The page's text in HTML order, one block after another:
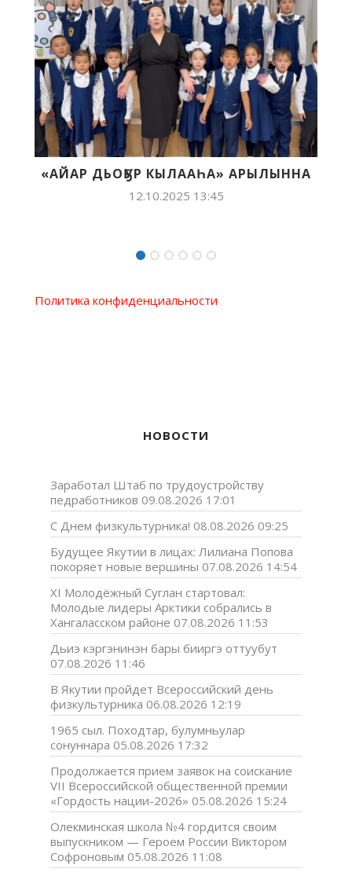
«ТҮӨЛБЭ» ЭБИИ ҮӨРЭХ КИИНИГЭР
МАҤНАЙГЫ КЫЛААС
Политика конфиденциальности
НОВОСТИ
Заработал Штаб по трудоустройству
педработников 09.08.2026 17:01
С Днем физкультурника! 08.08.2026 09:25
Будущее Якутии в лицах: Лилиана Попова
покоряет новые вершины 07.08.2026 14:54
XI Молодёжный Суглан стартовал:
Молодые лидеры Арктики собрались в
Хангаласском районе 07.08.2026 11:53
Дьиэ кэргэнинэн бары бииргэ оттуубут
07.08.2026 11:46
В Якутии пройдет Всероссийский день
физкультурника 06.08.2026 12:19
1965 сыл. Походтар, булумньулар
сонуннара 05.08.2026 17:32
Продолжается прием заявок на соискание
VII Всероссийской общественной премии
«Гордость нации-2026» 05.08.2026 15:24
Олекминская школа №4 гордится своим
выпускником — Героем России Виктором
Софроновым 05.08.2026 11:08